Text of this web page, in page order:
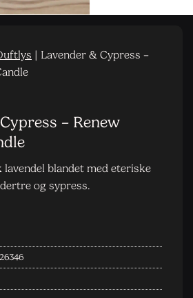
| Lavender & Cypress –
– Renew
blandet med eteriske
og sypress.